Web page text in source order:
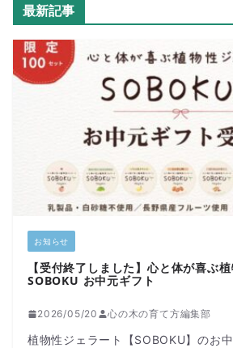
最新記事
お知らせ
【受付終了しました】心と体が喜ぶ
SOBOKU お中元ギフト
2026/05/20 心の木の育て方編集部
植物性ジェラート【SOBOKU】のお